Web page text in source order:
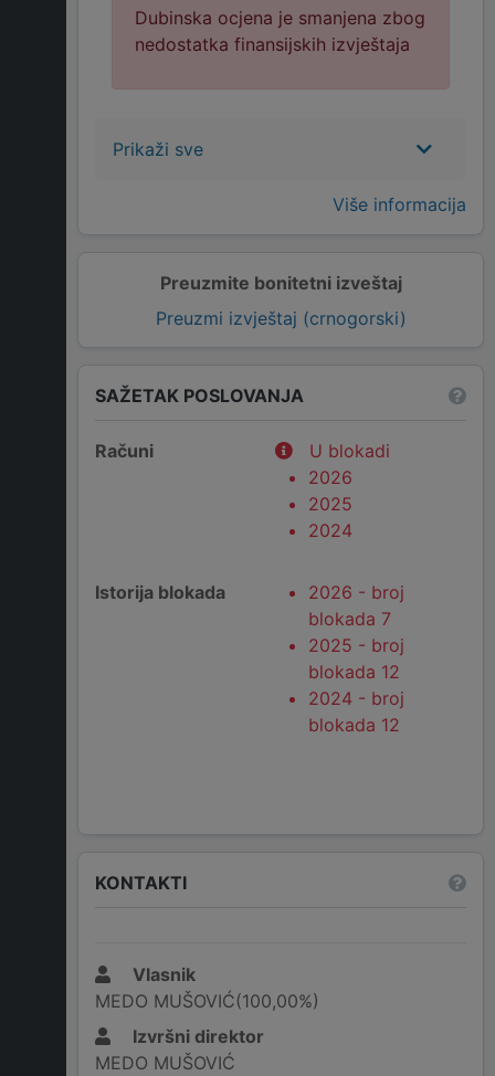
Preuzmite bonitetni izveštaj
Preuzmi izvještaj (crnogorski)
Dubinska ocjena je smanjena zbog
nedostatka finansijskih izvještaja
Prikaži sve
Više informacija
SAŽETAK POSLOVANJA
Računi
U blokadi
2026
2025
2024
Istorija blokada
2026 - broj
blokada 7
2025 - broj
blokada 12
2024 - broj
blokada 12
KONTAKTI
Vlasnik
MEDO MUŠOVIĆ(100,00%)
Izvršni direktor
MEDO MUŠOVIĆ